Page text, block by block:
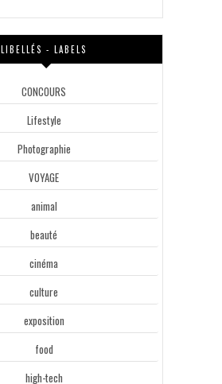
LIBELLÉS - LABELS
CONCOURS
Lifestyle
Photographie
VOYAGE
animal
beauté
cinéma
culture
exposition
food
high-tech